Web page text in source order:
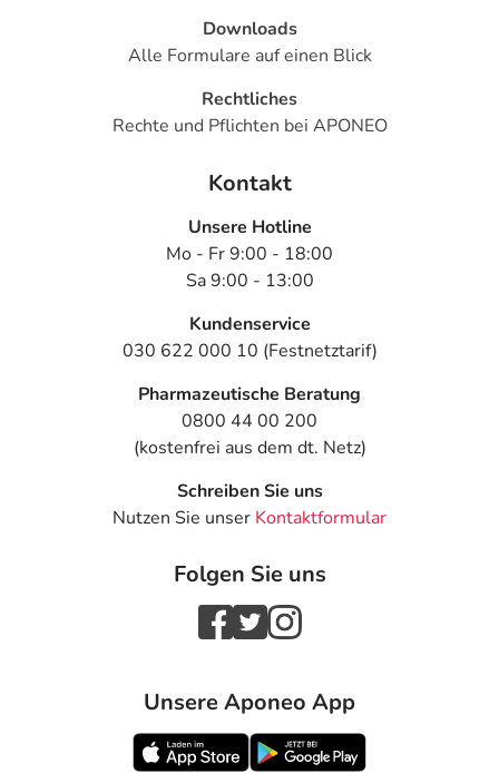
Downloads
Alle Formulare auf einen Blick
Rechtliches
Rechte und Pflichten bei APONEO
Kontakt
Unsere Hotline
Mo - Fr 9:00 - 18:00
Sa 9:00 - 13:00
Kundenservice
030 622 000 10 (Festnetztarif)
Pharmazeutische Beratung
0800 44 00 200
(kostenfrei aus dem dt. Netz)
Schreiben Sie uns
Nutzen Sie unser Kontaktformular
Folgen Sie uns
Unsere Aponeo App